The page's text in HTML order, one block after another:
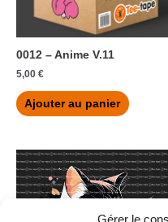
Gérer le
0012 – Anime V.11
5,00 €
Ajouter au panier